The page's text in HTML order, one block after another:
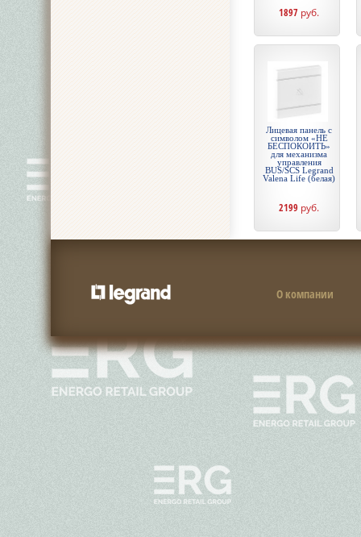
1897 руб.
Лицевая панель с
символом «НЕ
БЕСПОКОИТЬ»
для механизма
управления
BUS/SCS Legrand
Valena Life (белая)
2199 руб.
О компании